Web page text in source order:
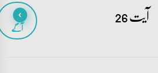
آیت 26 آگے